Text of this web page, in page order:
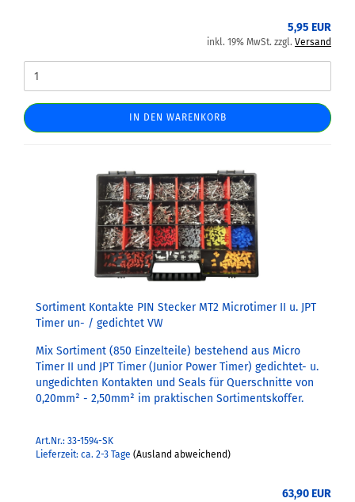
5,95 EUR
inkl. 19% MwSt. zzgl. Versand
IN DEN WARENKORB
Sortiment Kontakte PIN Stecker MT2 Microtimer II u. JPT
Timer un- / gedichtet VW
Mix Sortiment (850 Einzelteile) bestehend aus Micro
Timer II und JPT Timer (Junior Power Timer) gedichtet- u.
ungedichten Kontakten und Seals für Querschnitte von
0,20mm² - 2,50mm² im praktischen Sortimentskoffer.
Art.Nr.: 33-1594-SK
Lieferzeit: ca. 2-3 Tage (Ausland abweichend)
63,90 EUR